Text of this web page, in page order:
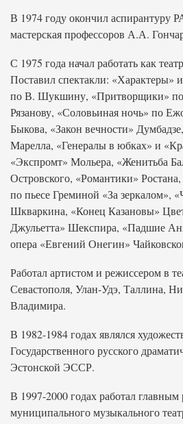
В 1974 году окончил
мастерская профессоров А.А.
С 1975 года начал работать как
Поставил спектакли: «Характеры»
по В. Шукшину, «Притворщики» по
Рязанову, «Соловьиная ночь» по
Быкова, «Закон вечности»
Марелла, «Генералы в юбках» и
«Экспромт» Мольера, «Женитьба
Островского, «Романтики»
по пьесе Греминой «За зеркалом»,
Шкваркина, «Конец Казановы»
Джульетта» Шекспира, «Падшие
опера «Евгений Онегин»
Работал артистом и режиссером в
Севастополя, Улан-Удэ, Таллина,
Владимира.
В 1982-1984 годах являлся
Государственного русского
Эстонской ЭССР.
В 1997-2000 годах работал
муниципального музыкального